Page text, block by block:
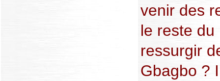
venir des
le reste
ressurgir
Gbagbo ?